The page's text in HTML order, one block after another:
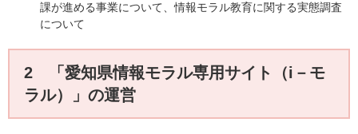
課が進める事業について、情報モラル教育に関する実態調査
について
2 「愛知県情報モラル専用サイト（i－モ
ラル）」の運営